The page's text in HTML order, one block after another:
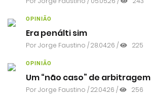
OPINIÃO
Era penálti sim
PorJorge Faustino / 28.04.26 / 225
OPINIÃO
Um “não caso” de arbitragem
PorJorge Faustino / 22.04.26 / 256